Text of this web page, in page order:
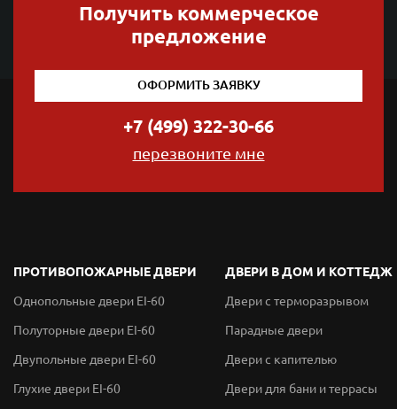
Получить коммерческое
предложение
ОФОРМИТЬ ЗАЯВКУ
+7 (499) 322-30-66
перезвоните мне
ПРОТИВОПОЖАРНЫЕ ДВЕРИ
Однопольные двери EI-60
Полуторные двери EI-60
Двупольные двери EI-60
Глухие двери EI-60
ДВЕРИ В ДОМ И КОТТЕДЖ
Двери с терморазрывом
Парадные двери
Двери с капителью
Двери для бани и террасы